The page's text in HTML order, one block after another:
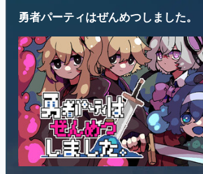
勇者パーティはぜんめつしました。